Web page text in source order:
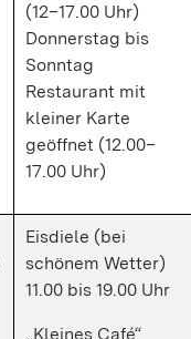
(12–17.00 Uhr)
Donnerstag bis
Sonntag
Restaurant mit
kleiner Karte
geöffnet (12.00–
17.00 Uhr)
Eisdiele (bei
schönem Wetter)
11.00 bis 19.00 Uhr
„Kleines Café“